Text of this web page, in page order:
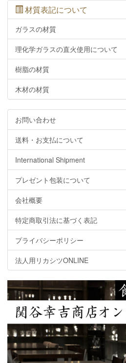
材質表記について
ガラスの材質
理化学ガラスの直火使用について
樹脂の材質
木材の材質
お問い合わせ
送料・お支払について
International Shipment
プレゼント包装について
会社概要
特定商取引法に基づく表記
プライバシーポリシー
法人用リカシツONLINE